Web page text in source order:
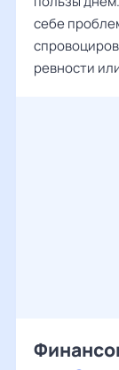
себе
ревности